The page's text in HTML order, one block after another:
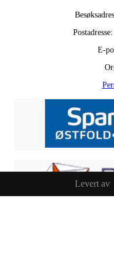
E-
Levert av